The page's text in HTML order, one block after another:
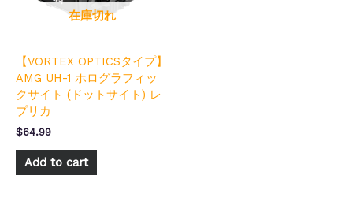
在庫切れ
【VORTEX OPTICSタイプ】
AMG UH-1 ホログラフィッ
クサイト (ドットサイト) レ
プリカ
$64.99
Add to cart